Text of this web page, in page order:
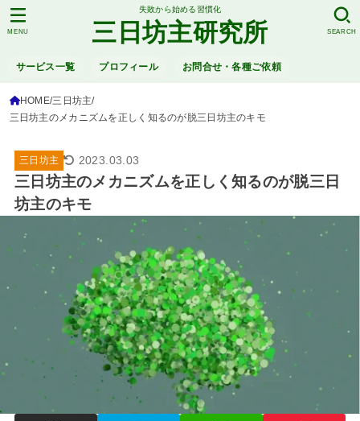
失敗から始める習慣化
三日坊主研究所
サービス一覧 プロフィール お問合せ・各種ご依頼
SEARCH
MENU
HOME 三日坊主
三日坊主のメカニズムを正しく知るのが脱三日坊主のキモ
三日坊主 2023.03.03
三日坊主のメカニズムを正しく知るのが脱三日
坊主のキモ